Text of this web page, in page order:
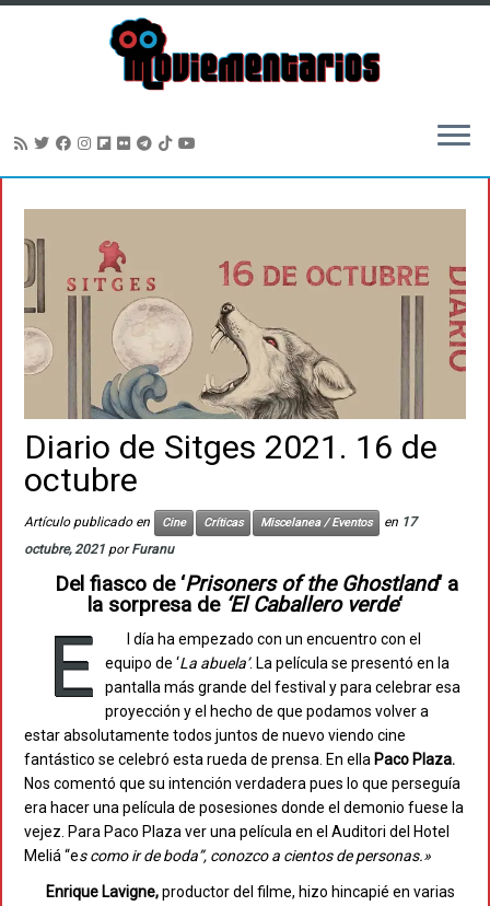
contenido
Diario de Sitges 2021. 16 de
octubre
Artículo publicado en Cine Críticas Miscelanea / Eventos en 17
octubre, 2021 porFuranu
Del fiasco de ‘Prisoners of the Ghostland‘ a
la sorpresa de ‘El Caballero verde‘
E
l día ha empezado con un encuentro con el
equipo de ‘La abuela’. La película se presentó en la
pantalla más grande del festival y para celebrar esa
proyección y el hecho de que podamos volver a
estar absolutamente todos juntos de nuevo viendo cine
fantástico se celebró esta rueda de prensa. En ella Paco Plaza.
Nos comentó que su intención verdadera pues lo que perseguía
era hacer una película de posesiones donde el demonio fuese la
vejez. Para Paco Plaza ver una película en el Auditori del Hotel
Meliá “es como ir de boda”, conozco a cientos de personas.»
Enrique Lavigne,productor del filme, hizo hincapié en varias